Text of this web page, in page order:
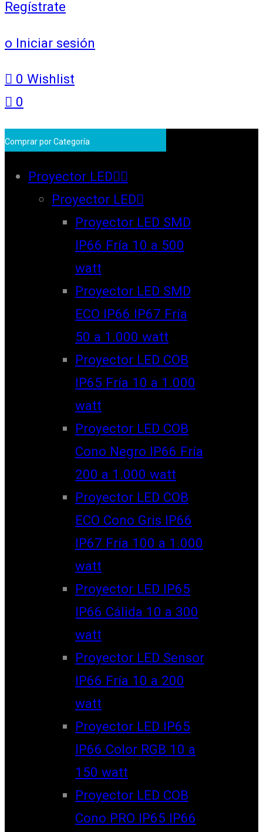
Regístrate
o Iniciar sesión
0 Wishlist
0
Comprar por Categoría
Proyector LED
Proyector LED
Proyector LED SMD
IP66 Fría 10 a 500
watt
Proyector LED SMD
ECO IP66 IP67 Fría
50 a 1.000 watt
Proyector LED COB
IP65 Fría 10 a 1.000
watt
Proyector LED COB
Cono Negro IP66 Fría
200 a 1.000 watt
Proyector LED COB
ECO Cono Gris IP66
IP67 Fría 100 a 1.000
watt
Proyector LED IP65
IP66 Cálida 10 a 300
watt
Proyector LED Sensor
IP66 Fría 10 a 200
watt
Proyector LED IP65
IP66 Color RGB 10 a
150 watt
Proyector LED COB
Cono PRO IP65 IP66